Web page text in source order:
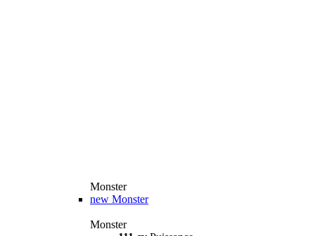
Monster
new Monster
Monster